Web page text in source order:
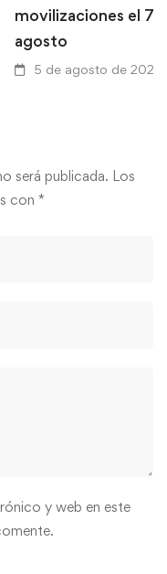
movilizaciones el 7
agosto
5 de agosto de 2026
será publicada. Los
con *
y web en este